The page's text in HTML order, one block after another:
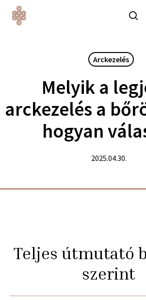
Arckezelés
Melyik a
arckezelés a
hogyan
2025.04.30.
Teljes útmutató
szerint